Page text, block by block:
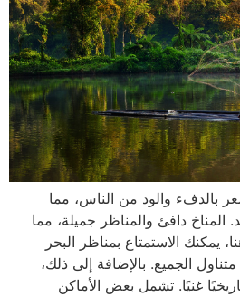
بالدفء والود من الناس، مما
المناخ دافئ والمناظر جميلة، مما
يمكنك الاستمتاع بمناظر البحر
الجميع. بالإضافة إلى ذلك،
غنيًا. تشمل بعض الأماكن